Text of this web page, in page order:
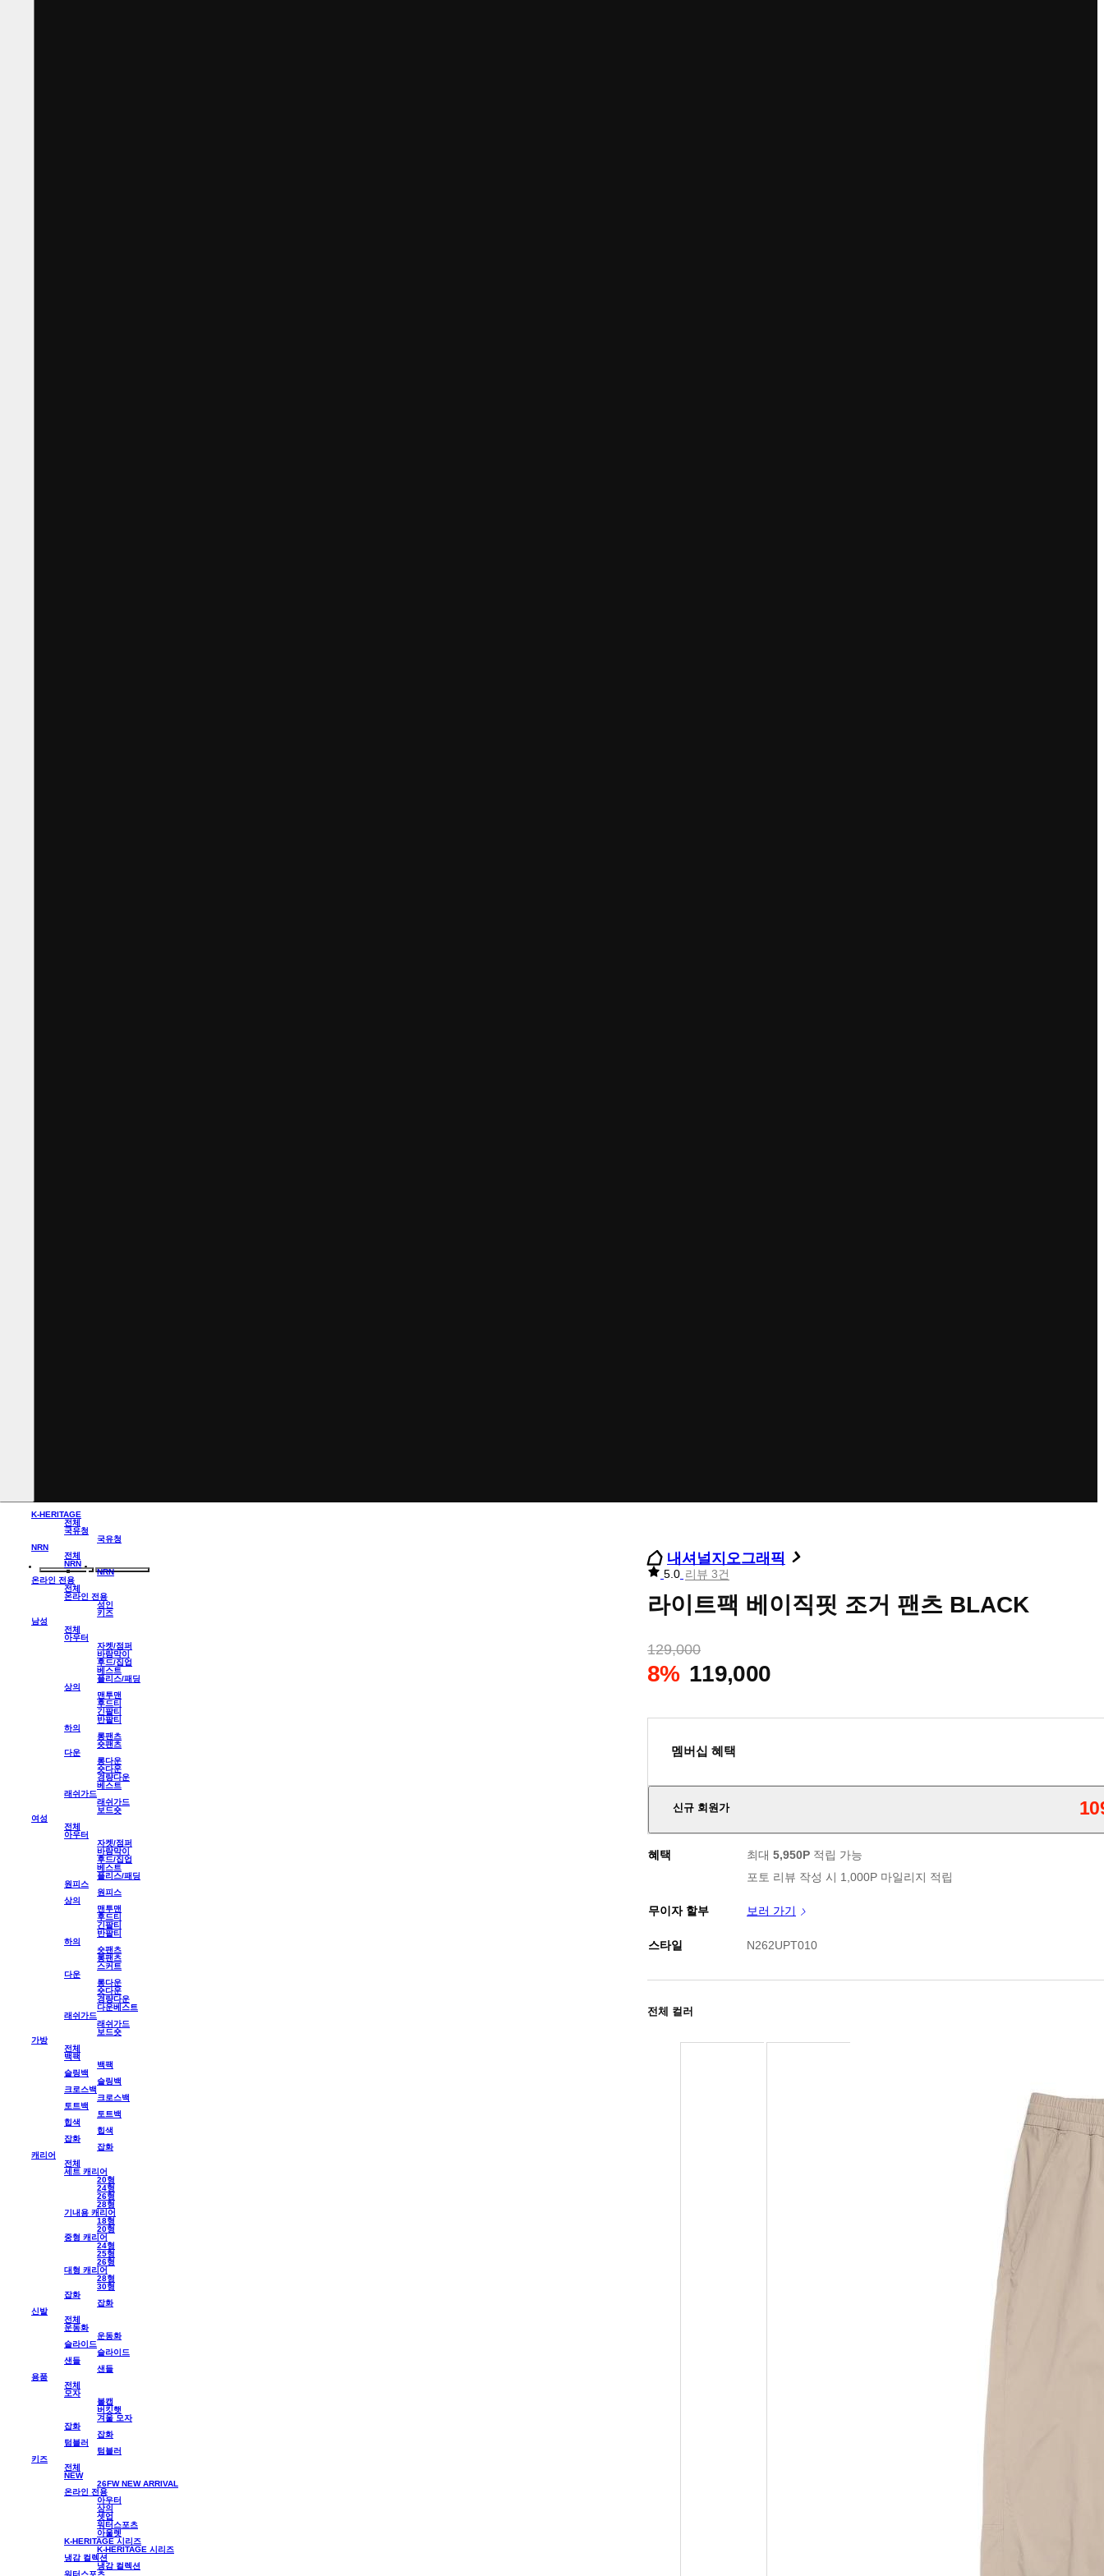
K-HERITAGE
전체
국유청
국유청
NRN
전체
NRN
NRN
온라인 전용
전체
온라인 전용
성인
키즈
남성
전체
아우터
자켓/점퍼
바람막이
후드/집업
베스트
플리스/패딩
상의
맨투맨
후드티
긴팔티
반팔티
하의
롱팬츠
숏팬츠
다운
롱다운
숏다운
경량다운
베스트
래쉬가드
래쉬가드
보드숏
여성
전체
아우터
자켓/점퍼
바람막이
후드/집업
베스트
플리스/패딩
원피스
원피스
상의
맨투맨
후드티
긴팔티
반팔티
하의
숏팬츠
롱팬츠
스커트
다운
롱다운
숏다운
경량다운
다운베스트
래쉬가드
래쉬가드
보드숏
가방
전체
백팩
백팩
슬링백
슬링백
크로스백
크로스백
토트백
토트백
힙색
힙색
잡화
잡화
캐리어
전체
세트 캐리어
20형
24형
26형
28형
기내용 캐리어
18형
20형
중형 캐리어
24형
25형
26형
대형 캐리어
28형
30형
잡화
잡화
신발
전체
운동화
운동화
슬라이드
슬라이드
샌들
샌들
용품
전체
모자
볼캡
버킷햇
겨울 모자
잡화
잡화
텀블러
텀블러
키즈
전체
NEW
26FW NEW ARRIVAL
온라인 전용
아우터
상의
셋업
워터스포츠
아울렛
K-HERITAGE 시리즈
K-HERITAGE 시리즈
냉감 컬렉션
냉감 컬렉션
워터스포츠
내셔널지오그래픽
리
별
점
5.0 리뷰 3건
라이트팩 베이직핏 조거 팬츠 BLACK
129,000
8% 119,000
멤버십 혜택
신규 회원가
판매가
신규 가입 쿠폰 1만원(3만원 이상 구매시)
혜택 최대 5,950P 적립 가능
포토 리뷰 작성 시 1,000P 마일리지 적립
무이자 할부 보러 가기
스타일 N262UPT010
전체 컬러